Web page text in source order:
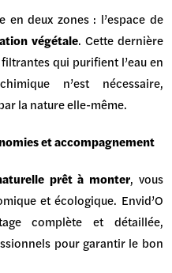
en deux zones : l’espace de
végétale. Cette dernière
qui purifient l’eau en
n’est nécessaire,
la nature elle-même.
et accompagnement
prêt à monter, vous
et écologique. Envid’O
complète et détaillée,
pour garantir le bon